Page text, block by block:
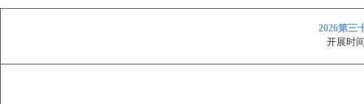
2026第三
开展时